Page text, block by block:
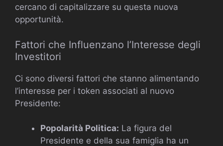
cercano di capitalizzare su questa nuova
opportunità.
Fattori che Influenzano l’Interesse degli
Investitori
Ci sono diversi fattori che stanno alimentando
l’interesse per i token associati al nuovo
Presidente:
Popolarità Politica: La figura del
Presidente e della sua famiglia ha un